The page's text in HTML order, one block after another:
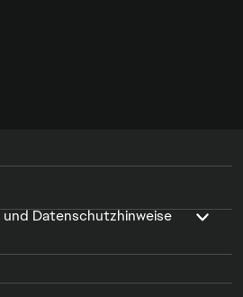
und Datenschutzhinweise